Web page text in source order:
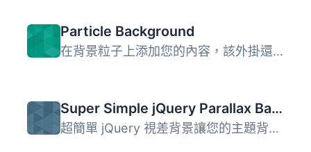
Particle Background
在背景粒子上添加您的內容，該外掛還支持HTML。 一款可讓背...
Super Simple jQuery Parallax Background
超簡單 jQuery 視差背景讓您的主題背景圖片產生視差效果。只...